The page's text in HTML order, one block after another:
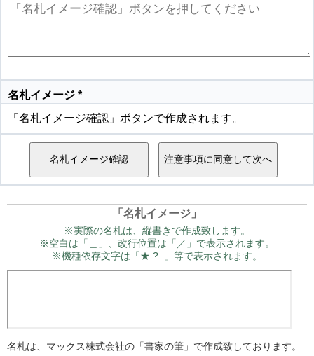
名札イメージ *
「名札イメージ確認」ボタンで作成されます。
「名札イメージ」
※実際の名札は、縦書きで作成致します。
※空白は「＿」、改行位置は「／」で表示されます。
※機種依存文字は「★ ? .」等で表示されます。
名札は、マックス株式会社の「書家の筆」で作成致しております。